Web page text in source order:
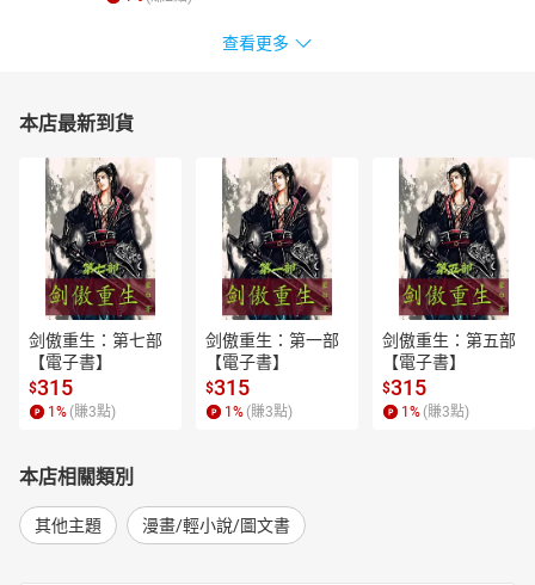
查看更多
本店最新到貨
剑傲重生：第七部
【電子書】
$315
1 % (賺3點)
剑傲重生：第一部
【電子書】
$315
1 % (賺3點)
剑傲重生：第五部
【電子書】
$315
1 % (賺3點)
本店相關類別
其他主題 漫畫/輕小說/圖文書